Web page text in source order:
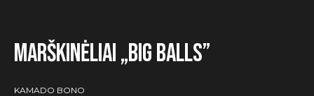
Marškinėliai „Big Balls”
KAMADO BONO